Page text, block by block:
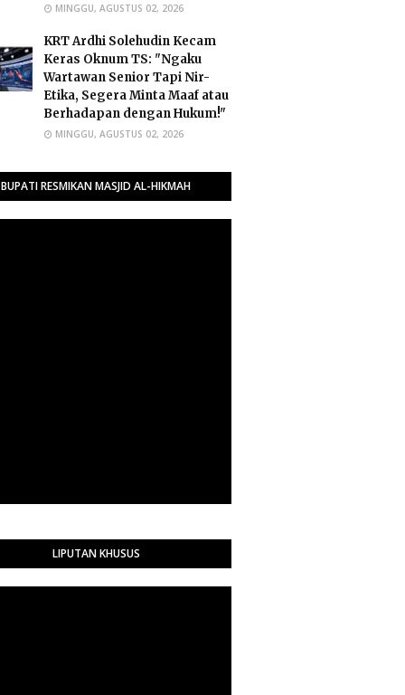
MINGGU, AGUSTUS 02, 2026
​KRT Ardhi Solehudin Kecam
Keras Oknum TS: "Ngaku
Wartawan Senior Tapi Nir-
Etika, Segera Minta Maaf atau
Berhadapan dengan Hukum!"
MINGGU, AGUSTUS 02, 2026
BUPATI RESMIKAN MASJID AL-HIKMAH
LIPUTAN KHUSUS